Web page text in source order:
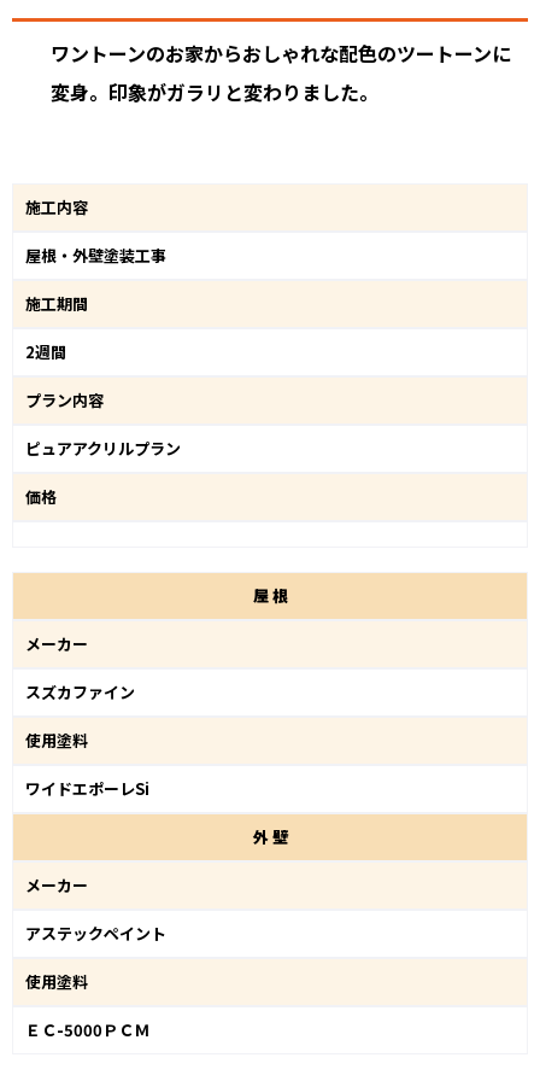
ワントーンのお家からおしゃれな配色のツートーンに
変身。印象がガラリと変わりました。
施工内容
屋根・外壁塗装工事
施工期間
2週間
プラン内容
ピュアアクリルプラン
価格
屋根
メーカー
スズカファイン
使用塗料
ワイドエポーレSi
外壁
メーカー
アステックペイント
使用塗料
ＥＣ-5000ＰＣＭ